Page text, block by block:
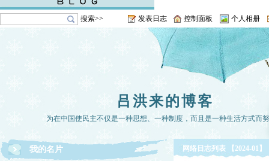
搜索>> 发表日志 控制面板 个人相册
吕洪来的博客
为在中国使民主不仅是一种思想、一种制度，而且是一种生活方式而
我的名片 网络日志列表 【2024-01】